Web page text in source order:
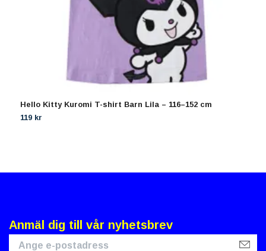
Hello Kitty Kuromi T-shirt Barn Lila – 116–152 cm
119 kr
Anmäl dig till vår nyhetsbrev